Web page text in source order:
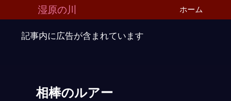
湿原の川 ホーム
記事内に広告が含まれています
相棒のルアー